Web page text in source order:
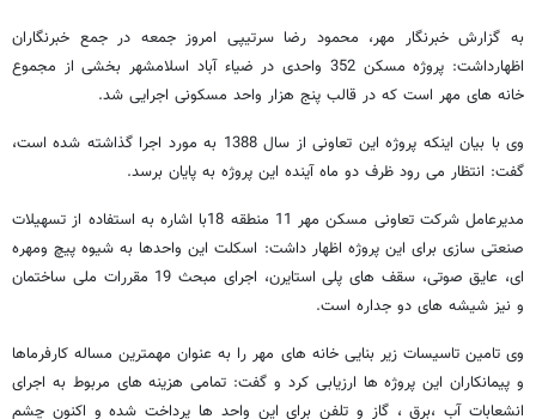
به گزارش خبرنگار مهر، محمود رضا سرتیپی امروز جمعه در جمع خبرنگاران
اظهارداشت: پروژه مسکن 352 واحدی در ضیاء آباد اسلامشهر بخشی از مجموع
خانه های مهر است که در قالب پنج هزار واحد مسکونی اجرایی شد.
وی با بیان اینکه پروژه این تعاونی از سال 1388 به مورد اجرا گذاشته شده است،
گفت: انتظار می رود ظرف دو ماه آینده این پروژه به پایان برسد.
مدیرعامل شرکت تعاونی مسکن مهر 11 منطقه 18با اشاره به استفاده از تسهیلات
صنعتی سازی برای این پروژه اظهار داشت: اسکلت این واحدها به شیوه پیچ ومهره
ای، عایق صوتی، سقف های پلی استایرن، اجرای مبحث 19 مقررات ملی ساختمان
و نیز شیشه های دو جداره است.
وی تامین تاسیسات زیر بنایی خانه های مهر را به عنوان مهمترین مساله کارفرماها
و پیمانکاران این پروژه ها ارزیابی کرد و گفت: تمامی هزینه های مربوط به اجرای
انشعابات آب ،برق ، گاز و تلفن برای این واحد ها پرداخت شده و اکنون چشم